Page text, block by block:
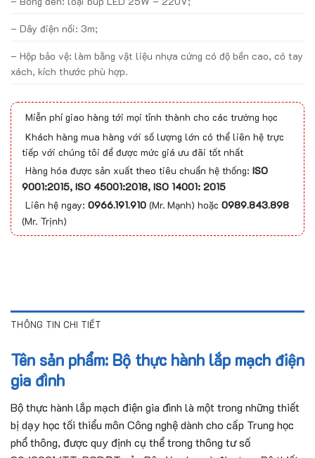
– Dây điện nối: 3m;
– Hộp bảo vệ: làm bằng vật liệu nhựa cứng có độ bền cao, có tay
xách, kích thước phù hợp.
Miễn phí giao hàng tới mọi tỉnh thành cho các trường học
Khách hàng mua hàng với số lượng lớn có thể liên hệ trực
tiếp với chúng tôi để được mức giá ưu đãi tốt nhất
Hàng hóa được sản xuất theo tiêu chuẩn hệ thống: ISO
9001:2015, ISO 45001:2018, ISO 14001: 2015
Liên hệ ngay: 0966.191.910 (Mr. Mạnh) hoặc 0989.843.898
(Mr. Trịnh)
THÔNG TIN CHI TIẾT
Tên sản phẩm: Bộ thực hành lắp mạch điện
gia đình
Bộ thực hành lắp mạch điện gia đình là một trong những thiết
bị dạy học tối thiểu môn Công nghệ dành cho cấp Trung học
phổ thông, được quy định cụ thể trong thông tư số